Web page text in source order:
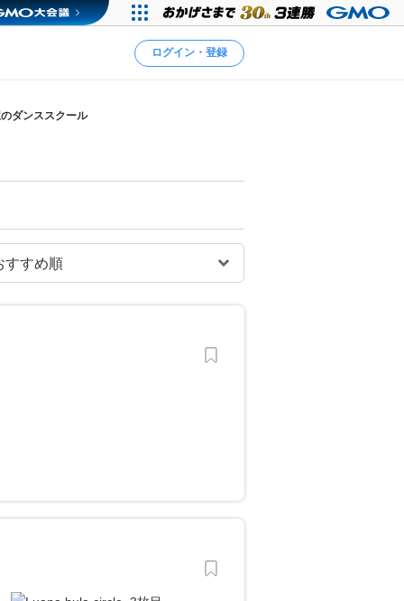
ログイン・登録
ダンススクール